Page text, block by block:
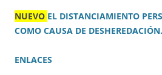
NUEVO EL DISTANCIAMIENTO
COMO CAUSA DE DESHEREDACIÓN.
ENLACES